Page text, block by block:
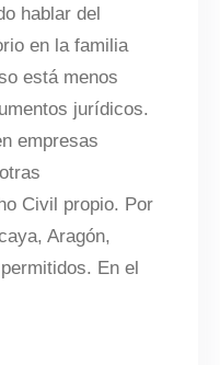
hablar del
en la familia
está menos
jurídicos.
empresas
Civil propio. Por
Aragón,
En el